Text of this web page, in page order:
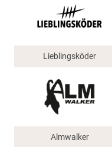
Lieblingsköder
Almwalker